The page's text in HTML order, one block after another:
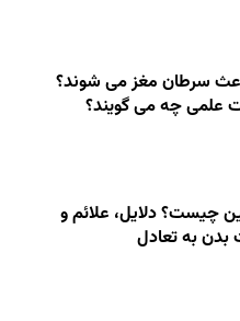
سرطان مغز می شوند؟
علمی چه می گویند؟
چیست؟ دلایل، علائم و
بدن به تعادل